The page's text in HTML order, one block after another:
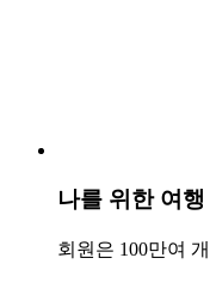
나를 위한 여
회원은 100만여